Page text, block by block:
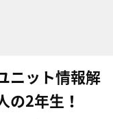
ニット情報解
の2年生！